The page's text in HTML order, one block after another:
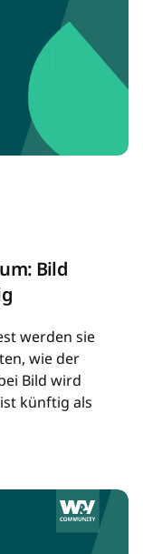
Bild
werden sie
wie der
Bild wird
künftig als